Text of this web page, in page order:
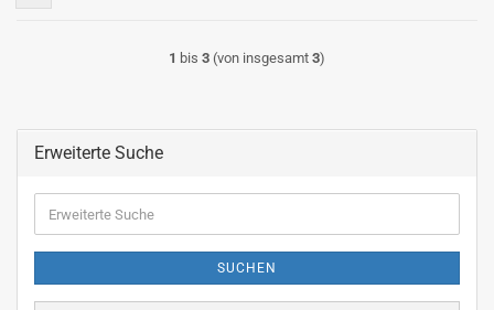
1 bis 3 (von insgesamt 3)
Erweiterte Suche
Suche
SUCHEN